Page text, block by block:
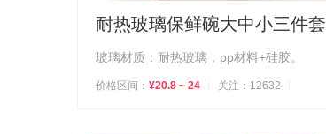
耐热玻璃保鲜碗大中小三件套
玻璃材质：耐热玻璃，pp材料+硅胶。
价格区间： ¥20.8 ~ 24 关注：12632